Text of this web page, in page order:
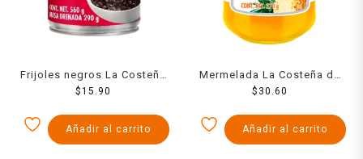
Frijoles negros La Costeña
enteros en lata 560 g
$15.90
Añadir al carrito
Mermelada La Costeña de
piña 270 g
$ 30.60
Añadir al carrito